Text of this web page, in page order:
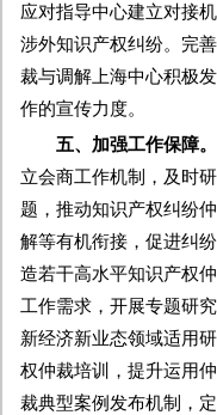
应对指导中心建立对接
涉外知识产权纠纷。完
裁与调解上海中心积极
作的宣传力度。
五、加强工作保障。
立会商工作机制，及时
题，推动知识产权纠纷
解等有机衔接，促进纠
造若干高水平知识产权
工作需求，开展专题研
新经济新业态领域适用
权仲裁培训，提升运用
裁典型案例发布机制，